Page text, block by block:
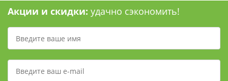
Акции и скидки: удачно сэкономить!